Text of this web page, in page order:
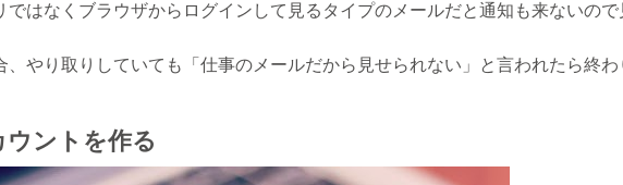
ではなくブラウザからログインして見るタイプのメールだと通知も来ないので
やり取りしていても「仕事のメールだから見せられない」と言われたら終わ
ウントを作る